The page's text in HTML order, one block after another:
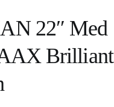
22″ Med
Brilliant